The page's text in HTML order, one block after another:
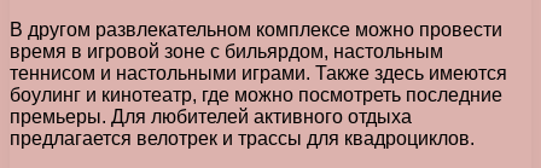
В другом развлекательном комплексе можно провести
время в игровой зоне с бильярдом, настольным
теннисом и настольными играми. Также здесь имеются
боулинг и кинотеатр, где можно посмотреть последние
премьеры. Для любителей активного отдыха
предлагается велотрек и трассы для квадроциклов.